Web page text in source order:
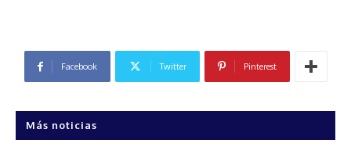
Facebook Twitter Pinterest
Más noticias